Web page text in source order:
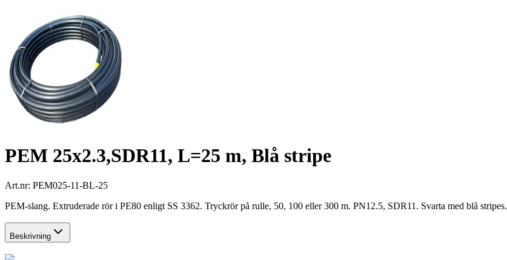
PEM 25x2.3,SDR11, L=25 m, Blå stripe
Art.nr: PEM025-11-BL-25
PEM-slang. Extruderade rör i PE80 enligt SS 3362. Tryckrör på rulle, 50, 100 eller 300 m. PN12.5, SDR11. Svarta med blå stripes.
Beskrivning